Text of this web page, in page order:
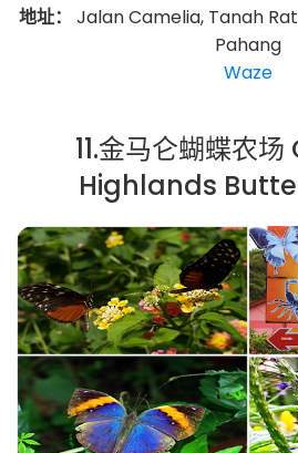
地址：
Jalan Camelia, Tanah
Pahang
Waze
11.金马仑蝴蝶农
Highlands